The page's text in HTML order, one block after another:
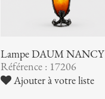
Lampe DAUM NANCY
Référence : 17206
Ajouter à votre liste